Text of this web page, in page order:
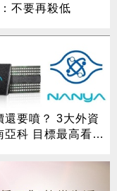
不要再殺低
還要噴？ 3大外資
亞科 目標最高看到